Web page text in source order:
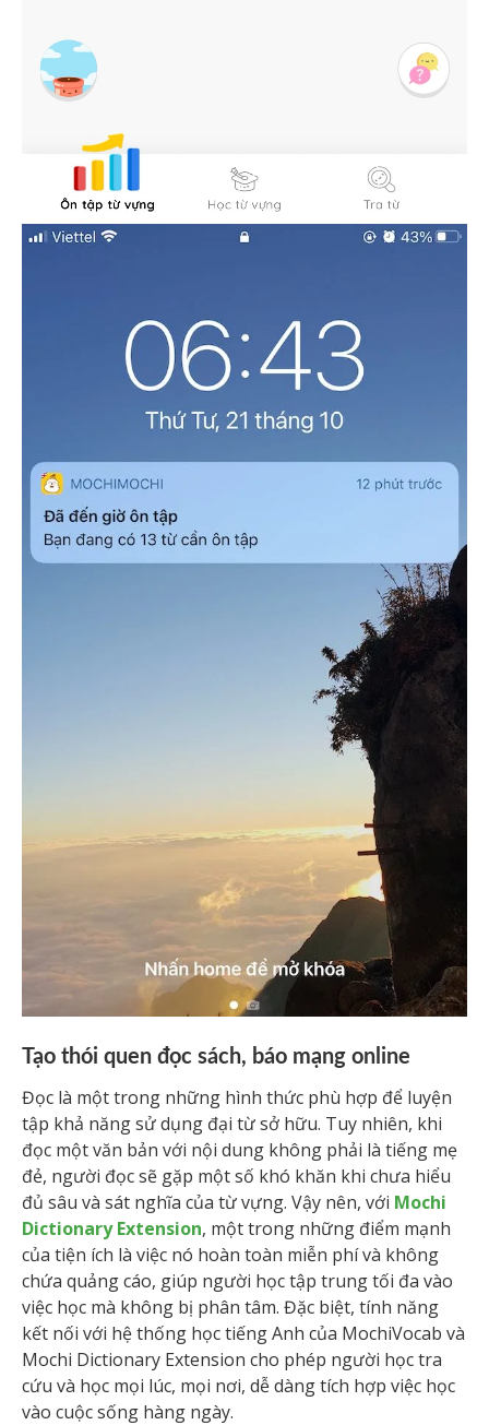
Tạo thói quen đọc sách, báo mạng online
Đọc là một trong những hình thức phù hợp để luyện
tập khả năng sử dụng đại từ sở hữu. Tuy nhiên, khi
đọc một văn bản với nội dung không phải là tiếng mẹ
đẻ, người đọc sẽ gặp một số khó khăn khi chưa hiểu
đủ sâu và sát nghĩa của từ vựng. Vậy nên, với Mochi
Dictionary Extension, một trong những điểm mạnh
của tiện ích là việc nó hoàn toàn miễn phí và không
chứa quảng cáo, giúp người học tập trung tối đa vào
việc học mà không bị phân tâm. Đặc biệt, tính năng
kết nối với hệ thống học tiếng Anh của MochiVocab và
Mochi Dictionary Extension cho phép người học tra
cứu và học mọi lúc, mọi nơi, dễ dàng tích hợp việc học
vào cuộc sống hàng ngày.